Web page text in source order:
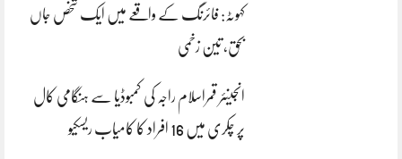
کہوٹہ: فائرنگ کے واقعے میں ایک شخص جاں
بحق، تین زخمی
انجینئر قمراسلام راجہ کی کمبوڈیا سے ہنگامی کال
پر چکری میں 16 افراد کا کامیاب ریسکیو